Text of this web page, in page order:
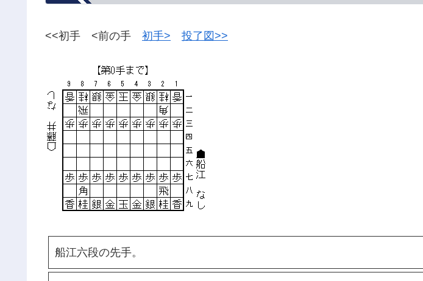
<<初手 <前の手 初手> 投了図>>
船江六段の先手。